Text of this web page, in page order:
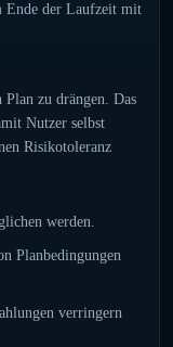
Ende der Laufzeit mit
zu drängen. Das
Nutzer selbst
Risikotoleranz
werden.
Planbedingungen
verringern